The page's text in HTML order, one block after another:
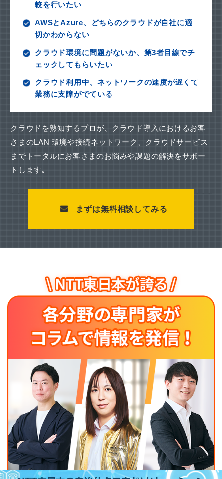
較を行いたい
AWSとAzure、どちらのクラウドが自社に適
切かわからない
クラウド環境に問題がないか、第3者目線でチ
ェックしてもらいたい
クラウド利用中、ネットワークの速度が遅くて
業務に支障がでている
クラウドを熟知するプロが、クラウド導入におけるお客
さまのLAN 環境や接続ネットワーク、
クラウドサービス
までトータルにお客さまのお悩みや課題の解決をサポー
トします｡
まずは無料相談してみる